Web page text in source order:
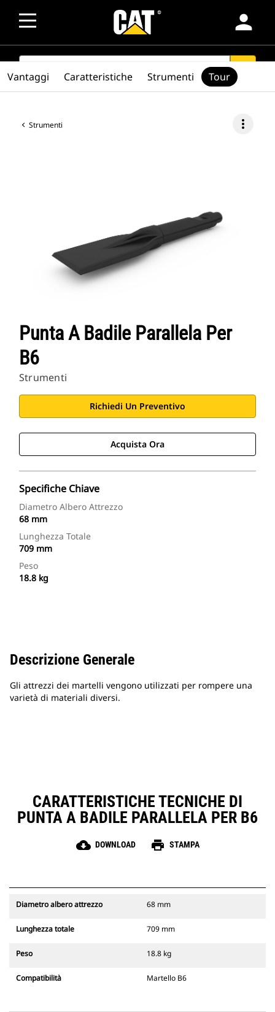
person
SEARCH search
Strumenti more_vert
Punta A Badile Parallela Per
B6
Strumenti
Richiedi Un Preventivo
Acquista Ora
Specifiche Chiave
Diametro Albero Attrezzo
68 mm
Lunghezza Totale
709 mm
Peso
18.8 kg
Vantaggi Caratteristiche Strumenti Tour
Descrizione Generale
Gli attrezzi dei martelli vengono utilizzati per rompere una
varietà di materiali diversi.
CARATTERISTICHE TECNICHE DI
PUNTA A BADILE PARALLELA PER B6
cloud_download DOWNLOAD print STAMPA
Diametro albero attrezzo 68 mm
Lunghezza totale 709 mm
Peso 18.8 kg
Compatibilità Martello B6